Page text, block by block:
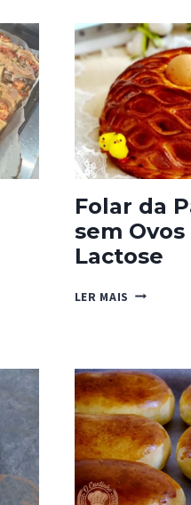
COM
NOZES
Folar da
sem
Lactose
LER MAIS FOLAR
OVOS
E
SEM
LACTOSE